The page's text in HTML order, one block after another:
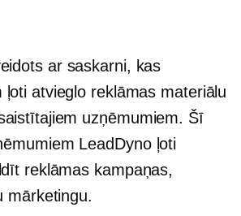
ar saskarni, kas
ļoti atvieglo reklāmas materiālu
uzņēmumiem. Šī
LeadDyno ļoti
reklāmas kampaņas,
mārketingu.